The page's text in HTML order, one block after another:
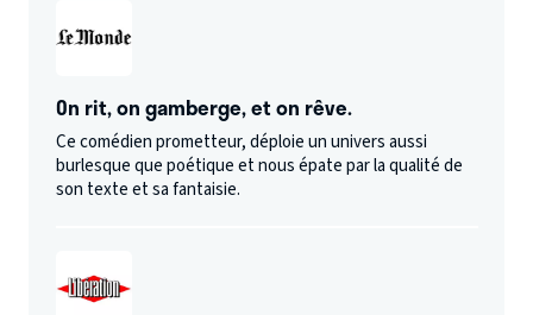
On rit, on gamberge, et on rêve.
Ce comédien prometteur, déploie un univers aussi
burlesque que poétique et nous épate par la qualité de
son texte et sa fantaisie.